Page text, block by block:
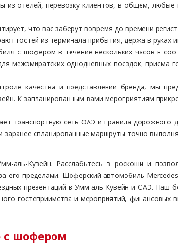
из отелей, перевозку клиентов, в общем,
что вас заберут вовремя до времени
гостей из терминала прибытия, держа в руках
с шофером в течение нескольких часов в
межэмиратских однодневных поездок, приема
качества и представлении бренда, мы
К запланированным вами мероприятиям
транспортную сеть ОАЭ и правила дорожного
заранее спланированные маршруты точно
аль-Кувейн. Расслабьтесь в роскоши и
его пределами. Шоферский автомобиль
презентаций в Умм-аль-Кувейн и ОАЭ. Наш
гостеприимства и мероприятий, финансовых
с шофером